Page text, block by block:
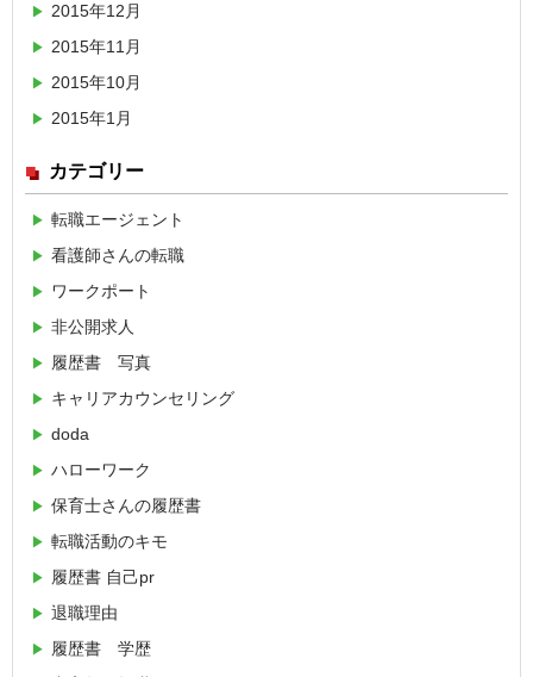
2015年12月
2015年11月
2015年10月
2015年1月
カテゴリー
転職エージェント
看護師さんの転職
ワークポート
非公開求人
履歴書 写真
キャリアカウンセリング
doda
ハローワーク
保育士さんの履歴書
転職活動のキモ
履歴書 自己pr
退職理由
履歴書 学歴